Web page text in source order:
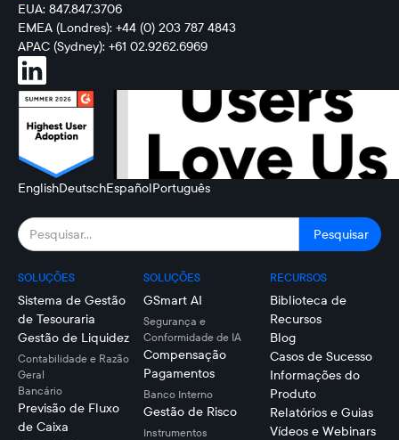
EUA: 847.847.3706
EMEA (Londres): +44 (0) 203 787 4843
APAC (Sydney): +61 02.9262.6969
EnglishDeutschEspañolPortuguês
SOLUÇÕES
Sistema de Gestão
de Tesouraria
Gestão de Liquidez
Contabilidade e Razão
Geral
Bancário
Previsão de Fluxo
de Caixa
SOLUÇÕES
GSmart AI
Segurança e
Conformidade de IA
Compensação
Pagamentos
Banco Interno
Gestão de Risco
Instrumentos
RECURSOS
Biblioteca de
Recursos
Blog
Casos de Sucesso
Informações do
Produto
Relatórios e Guias
Vídeos e Webinars